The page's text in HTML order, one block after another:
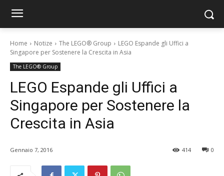
Home Notize The LEGO® Group
LEGO Espande gli Uffici a
Singapore per Sostenere la Crescita in Asia
The LEGO® Group
LEGO Espande gli Uffici a
Singapore per Sostenere la
Crescita in Asia
Gennaio 7, 2016 0
414